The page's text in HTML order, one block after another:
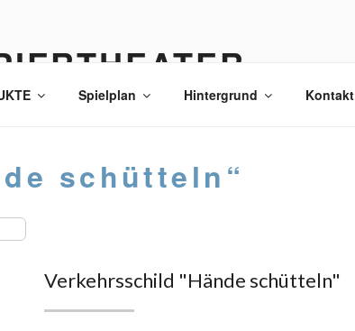
Spielplan Hintergrund Kontakt
schütteln“
Verkehrsschild "Hände schütteln"